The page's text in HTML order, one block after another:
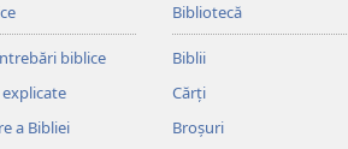
biblice
a Bibliei
Bibliotecă
Biblii
Cărți
Broșuri